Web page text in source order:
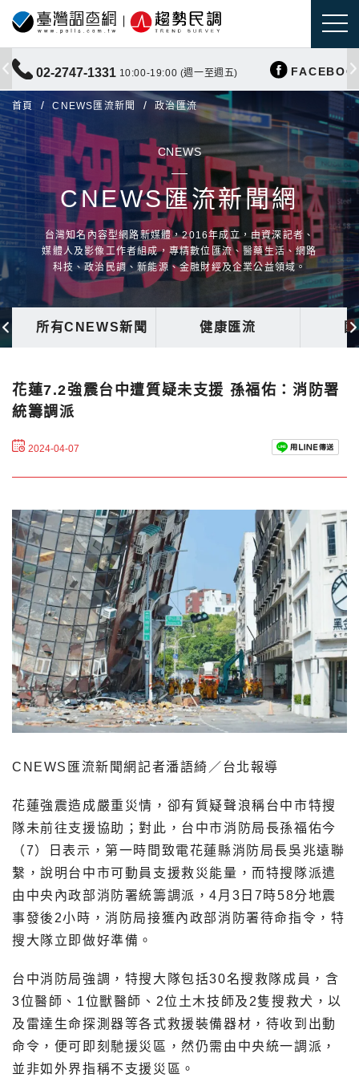
02-2747-1331 10:00-19:00 (週一至週五)
首頁 CNEWS匯流新聞 政治匯流
CNEWS
CNEWS匯流新聞網
台灣知名內容型網路新媒體，2016年成立，由資深記者、
媒體人及影像工作者組成，專精數位匯流、醫藥生活、網路
科技、政治民調、新能源、金融財經及企業公益領域。
所有CNEWS新聞 健康匯流
花蓮7.2強震台中遭質疑未支援 孫福佑：消防署
統籌調派
2024-04-07
CNEWS匯流新聞網記者潘語綺／台北報導
花蓮強震造成嚴重災情，卻有質疑聲浪稱台中市特搜
隊未前往支援協助；對此，台中市消防局長孫福佑今
（7）日表示，第一時間致電花蓮縣消防局長吳兆遠聯
繫，說明台中市可動員支援救災能量，而特搜隊派遣
由中央內政部消防署統籌調派，4月3日7時58分地震
事發後2小時，消防局接獲內政部消防署待命指令，特
搜大隊立即做好準備。
台中消防局強調，特搜大隊包括30名搜救隊成員，含
3位醫師、1位獸醫師、2位土木技師及2隻搜救犬，以
及雷達生命探測器等各式救援裝備器材，待收到出動
命令，便可即刻馳援災區，然仍需由中央統一調派，
並非如外界指稱不支援災區。